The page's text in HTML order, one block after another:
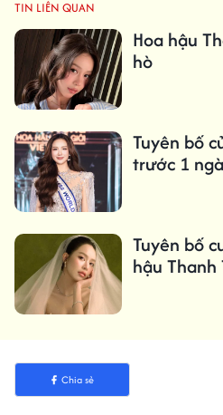
TIN LIÊN QUAN
Hoa hậu
hò
Tuyên bố
trước 1
Tuyên bố
hậu
Chia sẻ